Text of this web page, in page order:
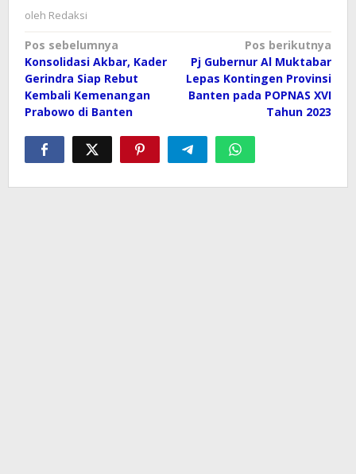
oleh Redaksi
Navigasi
pos
Pos sebelumnya
Konsolidasi Akbar, Kader
Gerindra Siap Rebut
Kembali Kemenangan
Prabowo di Banten
Pos berikutnya
Pj Gubernur Al Muktabar
Lepas Kontingen Provinsi
Banten pada POPNAS XVI
Tahun 2023